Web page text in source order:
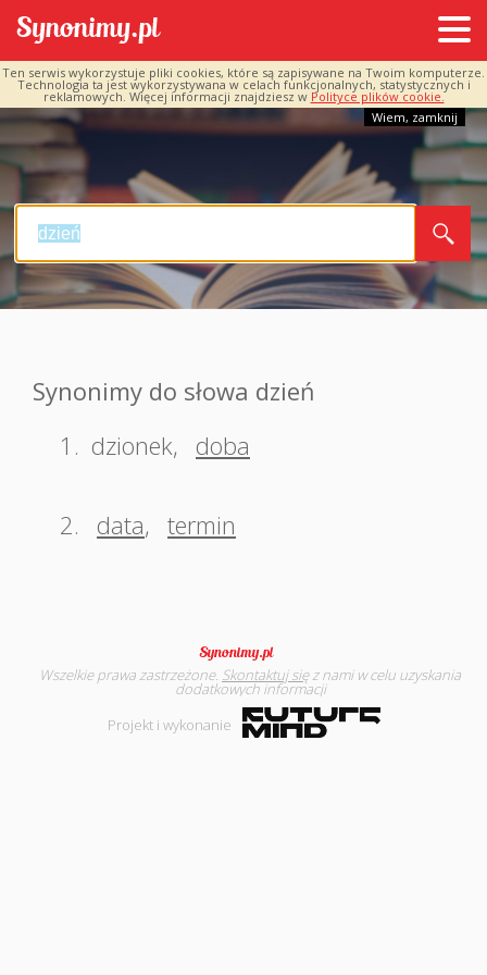
Ten serwis wykorzystuje pliki cookies, które są zapisywane na Twoim komputerze.
Technologia ta jest wykorzystywana w celach funkcjonalnych, statystycznych i
reklamowych. Więcej informacji znajdziesz w Polityce plików cookie.
Wiem, zamknij
Synonimy do słowa dzień
1. dzionek, doba
2. data, termin
Wszelkie prawa zastrzeżone. Skontaktuj sięz nami w celu uzyskania
dodatkowych informacji
Projekt i wykonanie